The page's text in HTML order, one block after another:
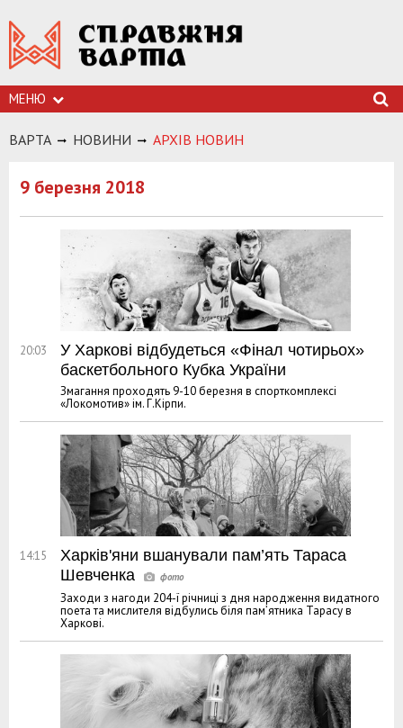
МЕНЮ
ВАРТА НОВИНИ АРХIВ НОВИН
9 березня 2018
20:03
У Харкові відбудеться «Фінал чотирьох»
баскетбольного Кубка України
Змагання проходять 9-10 березня в спорткомплексі
«Локомотив» ім. Г.Кірпи.
14:15
Харків'яни вшанували пам’ять Тараса
Шевченка
Заходи з нагоди 204-ї річниці з дня народження видатного
поета та мислителя відбулись біля пам’ятника Тарасу в
Харкові.